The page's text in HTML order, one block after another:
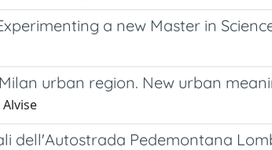
a new Master in
urban region. New urban
dell'Autostrada Pedemontana